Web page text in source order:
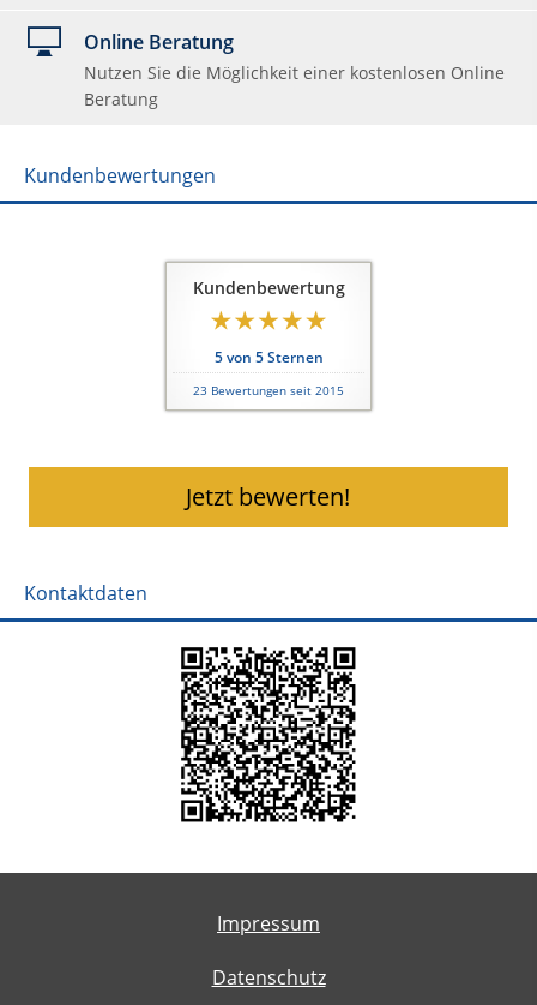
Online Beratung
Nutzen Sie die Möglichkeit einer kostenlosen Online
Beratung
Kundenbewertungen
Kundenbewertung
5von 5Sternen
23 Bewertungen seit 2015
Jetzt bewerten!
Kontaktdaten
Impressum
Datenschutz